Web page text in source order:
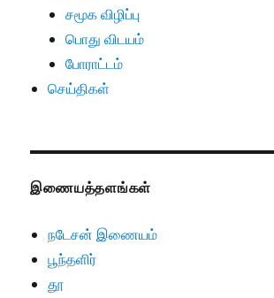
சமூக விழிப்பு
பொது விடயம்
போராட்டம்
செய்திகள்
இணையத்தளங்கள்
நடேசன் இணையம்
பூந்தளிர்
தூ